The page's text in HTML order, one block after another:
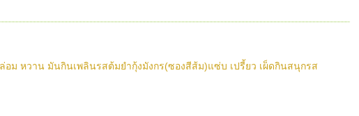
ม หวาน มันกินเพลินรสต้มยำกุ้งมังกร(ซองสีส้ม)แซ่บ เปรี้ยว เผ็ดกินสนุกรส